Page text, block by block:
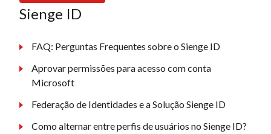
Sienge ID
FAQ: Perguntas Frequentes sobre o Sienge ID
Aprovar permissões para acesso com conta
Microsoft
Federação de Identidades e a Solução Sienge ID
Como alternar entre perfis de usuários no Sienge ID?